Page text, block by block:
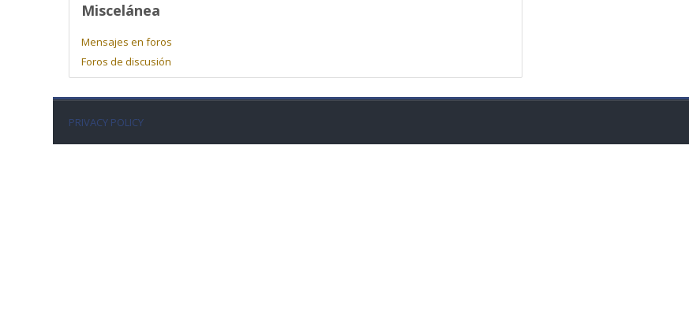
Miscelánea
Mensajes en foros
Foros de discusión
PRIVACY POLICY